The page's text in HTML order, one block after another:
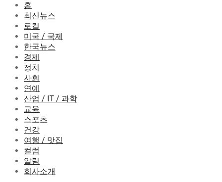
홈
최신뉴스
로컬
미국 / 국제
한국뉴스
경제
정치
사회
연예
산업 / IT / 과학
교육
스포츠
건강
여행 / 맛집
컬럼
알림
회사소개